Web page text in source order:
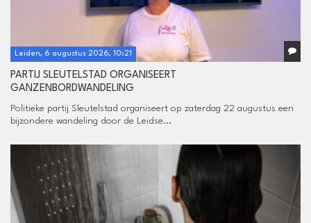
Leiden, 6 augustus 2026, 10:21
PARTIJ SLEUTELSTAD ORGANISEERT
GANZENBORDWANDELING
Politieke partij Sleutelstad organiseert op zaterdag 22 augustus een
bijzondere wandeling door de Leidse...